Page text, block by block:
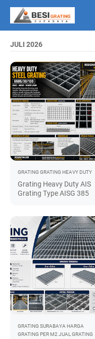
JULI 2026
GRATING GRATING HEAVY DUTY
Grating Heavy Duty AIS
Grating Type AISG 385
GRATING SURABAYA HARGA
GRATING PER M2JUAL GRATING